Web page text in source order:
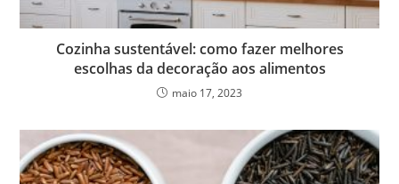
Cozinha sustentável: como fazer melhores
escolhas da decoração aos alimentos
maio 17, 2023